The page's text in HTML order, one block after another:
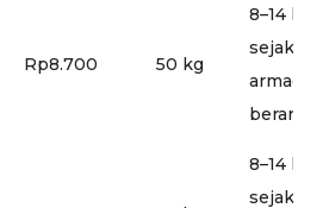
Rp8.700 50 kg
8–14 hari
sejak
armada
8–14 hari
sejak